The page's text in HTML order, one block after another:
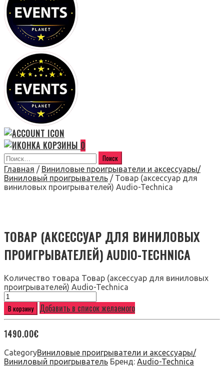
0
Главная / Виниловые проигрыватели и аксессуары/
Виниловый проигрыватель / Товар (аксессуар для
виниловых проигрывателей) Audio-Technica
ТОВАР (АКСЕССУАР ДЛЯ ВИНИЛОВЫХ
ПРОИГРЫВАТЕЛЕЙ) AUDIO-TECHNICA
Количество товара Товар (аксессуар для виниловых
проигрывателей) Audio-Technica
В корзину Добавить в список желаемого
1490.00€
CategoryВиниловые проигрыватели и аксессуары/
Виниловый проигрыватель Бренд: Audio-Technica